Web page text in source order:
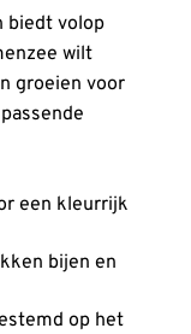
biedt volop
wilt
groeien voor
een kleurrijk
bijen en
op het